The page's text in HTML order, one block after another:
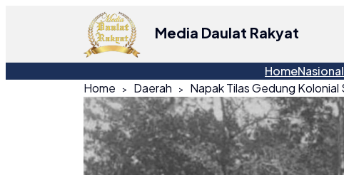
Media Daulat Rakyat
HomeNasional
Home
Daerah